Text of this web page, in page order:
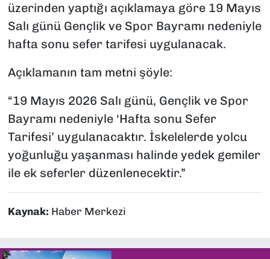
üzerinden yaptığı açıklamaya göre 19 Mayıs
Salı günü Gençlik ve Spor Bayramı nedeniyle
hafta sonu sefer tarifesi uygulanacak.
Açıklamanın tam metni şöyle:
“19 Mayıs 2026 Salı günü, Gençlik ve Spor
Bayramı nedeniyle ‘Hafta sonu Sefer
Tarifesi’ uygulanacaktır. İskelelerde yolcu
yoğunluğu yaşanması halinde yedek gemiler
ile ek seferler düzenlenecektir.”
Kaynak: Haber Merkezi